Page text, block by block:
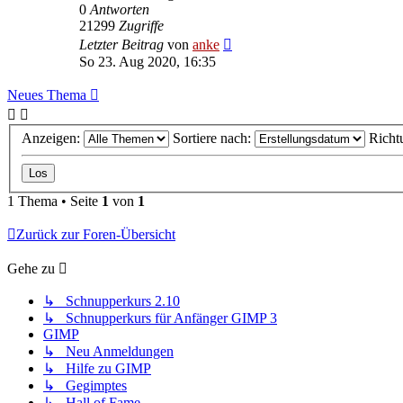
0 Antworten
21299 Zugriffe
Letzter Beitrag von anke
So 23. Aug 2020, 16:35
Neues Thema
Anzeigen: Sortiere nach:
1 Thema • Seite 1 von 1
Zurück zur Foren-Übersicht
Gehe zu
↳ Schnupperkurs 2.10
↳ Schnupperkurs für Anfänger GIMP 3
GIMP
↳ Neu Anmeldungen
↳ Hilfe zu GIMP
↳ Gegimptes